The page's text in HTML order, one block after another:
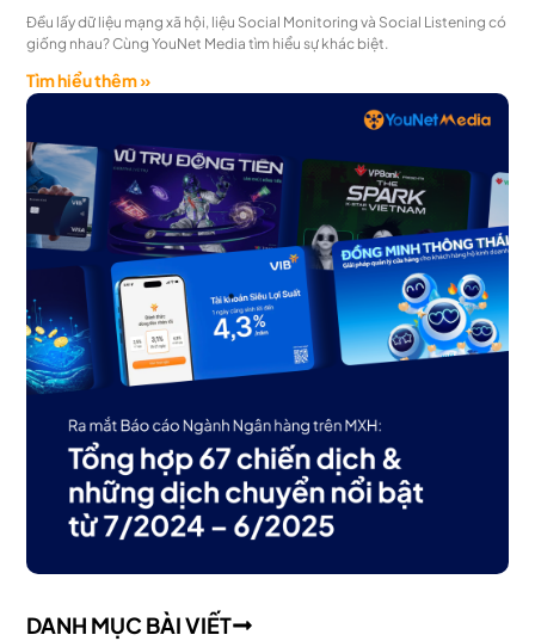
Đều lấy dữ liệu mạng xã hội, liệu Social Monitoring và Social Listening có
giống nhau? Cùng YouNet Media tìm hiểu sự khác biệt.
Tìm hiểu thêm »
DANH MỤC BÀI VIẾT